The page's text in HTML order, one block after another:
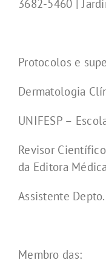
3682-5460 |
Protocolos e
Dermatologia
UNIFESP –
Revisor
da Editora
Assistente
Membro das: